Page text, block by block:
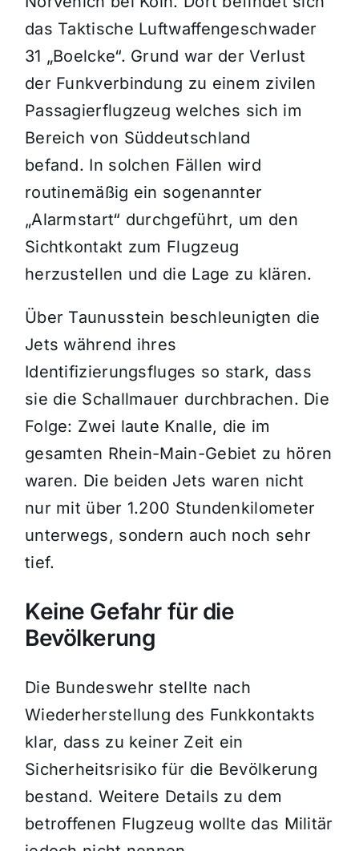
das Taktische Luftwaffengeschwader
31 „Boelcke“. Grund war der Verlust
der Funkverbindung zu einem zivilen
Passagierflugzeug welches sich im
Bereich von Süddeutschland
befand. In solchen Fällen wird
routinemäßig ein sogenannter
„Alarmstart“ durchgeführt, um den
Sichtkontakt zum Flugzeug
herzustellen und die Lage zu klären.
Über Taunusstein beschleunigten die
Jets während ihres
Identifizierungsfluges so stark, dass
sie die Schallmauer durchbrachen. Die
Folge: Zwei laute Knalle, die im
gesamten Rhein-Main-Gebiet zu hören
waren. Die beiden Jets waren nicht
nur mit über 1.200 Stundenkilometer
unterwegs, sondern auch noch sehr
tief.
Keine Gefahr für die
Bevölkerung
Die Bundeswehr stellte nach
Wiederherstellung des Funkkontakts
klar, dass zu keiner Zeit ein
Sicherheitsrisiko für die Bevölkerung
bestand. Weitere Details zu dem
betroffenen Flugzeug wollte das Militär